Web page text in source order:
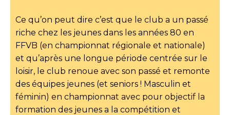
Ce qu’on peut dire c’est que le club a un passé
riche chez les jeunes dans les années 80 en
FFVB (en championnat régionale et nationale)
et qu’après une longue période centrée sur le
loisir, le club renoue avec son passé et remonte
des équipes jeunes (et seniors ! Masculin et
féminin) en championnat avec pour objectif la
formation des jeunes a la compétition et